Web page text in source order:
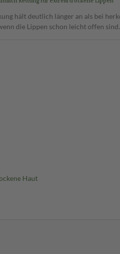
hält deutlich länger an als bei
die Lippen schon leicht offen sind.
Haut